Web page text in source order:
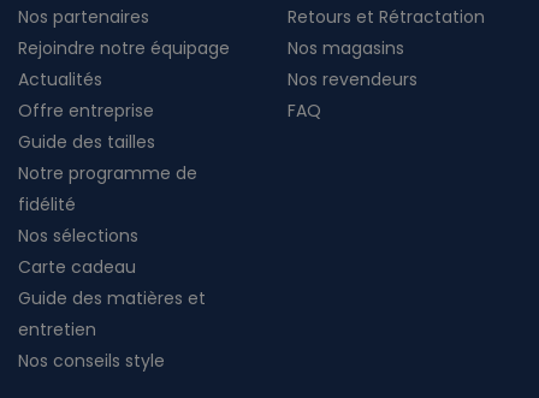
Nos partenaires
Rejoindre notre équipage
Actualités
Offre entreprise
Retours et Rétractation
Nos magasins
Nos revendeurs
FAQ
Guide des tailles
Notre programme de
fidélité
Nos sélections
Carte cadeau
Guide des matières et
entretien
Nos conseils style